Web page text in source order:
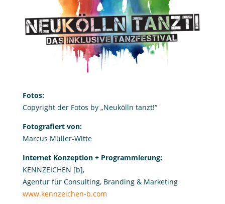
Fotos:
Copyright der Fotos by „Neukölln tanzt!“
Fotografiert von:
Marcus Müller-Witte
Internet Konzeption + Programmierung:
KENNZEICHEN [b],
Agentur für Consulting, Branding & Marketing
www.kennzeichen-b.com